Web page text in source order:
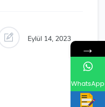
Eylül 14, 2023
→
WhatsApp